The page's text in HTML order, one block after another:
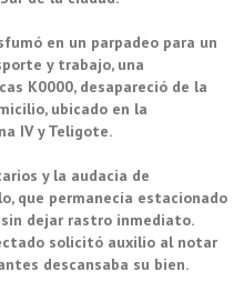
en un parpadeo para un
y trabajo, una
K0000, desapareció de la
ubicado en la
IV y Teligote.
y la audacia de
que permanecía estacionado
dejar rastro inmediato.
solicitó auxilio al notar
descansaba su bien.